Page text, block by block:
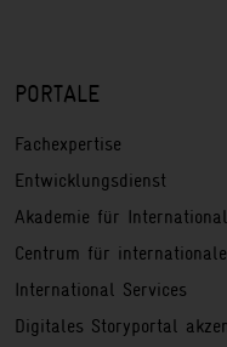
PORTALE
Fachexpertise
Entwicklungsdienst
Akademie für
Centrum für
International Services
Digitales Storyportal